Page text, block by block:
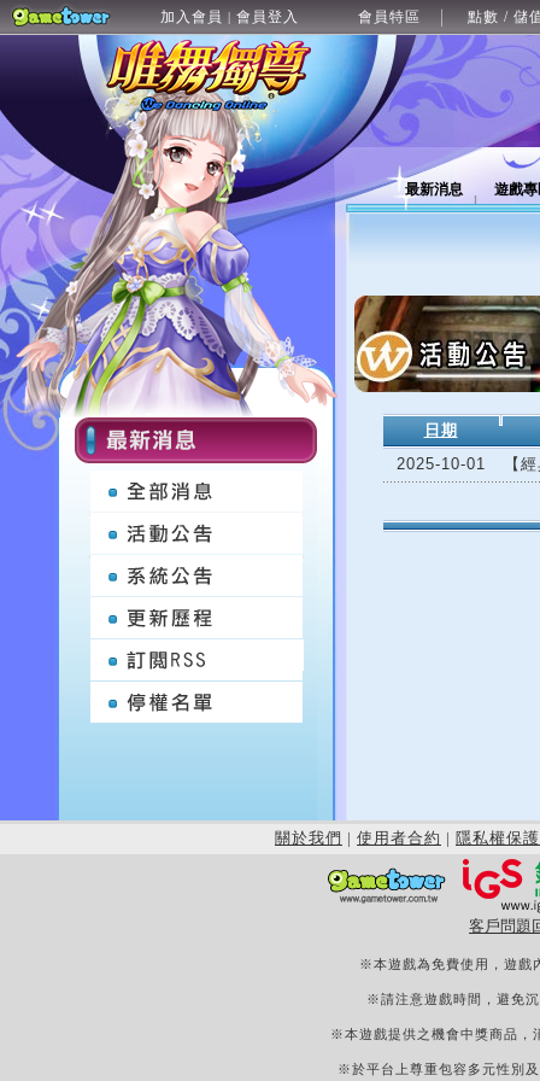
加入會員 | 會員登入 會員特區 點數 / 儲
最新消息 遊戲
日期
2025-10-01
【
關於我們 | 使用者合約 | 隱私權保護
客戶問題
※本遊戲為免費使用，遊戲
※請注意遊戲時間，避免
※本遊戲提供之機會中獎商品，
※於平台上尊重包容多元性別